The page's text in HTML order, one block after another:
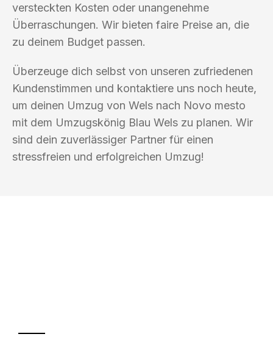
versteckten Kosten oder unangenehme
Überraschungen. Wir bieten faire Preise an, die
zu deinem Budget passen.
Überzeuge dich selbst von unseren zufriedenen
Kundenstimmen und kontaktiere uns noch heute,
um deinen Umzug von Wels nach Novo mesto
mit dem Umzugskönig Blau Wels zu planen. Wir
sind dein zuverlässiger Partner für einen
stressfreien und erfolgreichen Umzug!